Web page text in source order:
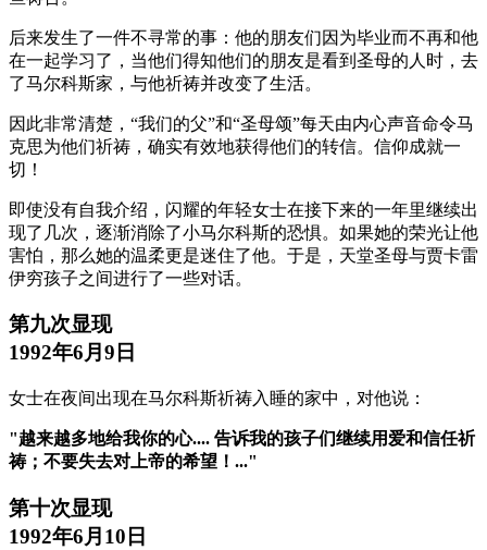
后来发生了一件不寻常的事：他的朋友们因为毕业而不再和他
在一起学习了，当他们得知他们的朋友是看到圣母的人时，去
了马尔科斯家，与他祈祷并改变了生活。
因此非常清楚，“我们的父”和“圣母颂”每天由内心声音命令马
克思为他们祈祷，确实有效地获得他们的转信。信仰成就一
切！
即使没有自我介绍，闪耀的年轻女士在接下来的一年里继续出
现了几次，逐渐消除了小马尔科斯的恐惧。如果她的荣光让他
害怕，那么她的温柔更是迷住了他。于是，天堂圣母与贾卡雷
伊穷孩子之间进行了一些对话。
第九次显现
1992年6月9日
女士在夜间出现在马尔科斯祈祷入睡的家中，对他说：
"越来越多地给我你的心.... 告诉我的孩子们继续用爱和信任祈
祷；不要失去对上帝的希望！..."
第十次显现
1992年6月10日